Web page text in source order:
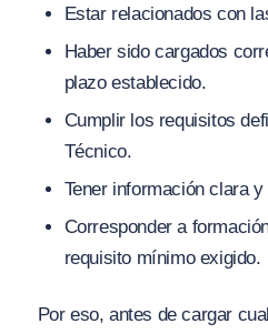
Estar relacionados con
Haber sido cargados
plazo establecido.
Cumplir los requisitos
Técnico.
Tener información clara
Corresponder a
requisito mínimo exigido.
Por eso, antes de cargar